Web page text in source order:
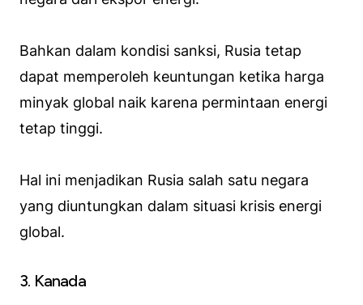
Bahkan dalam kondisi sanksi, Rusia tetap
dapat memperoleh keuntungan ketika harga
minyak global naik karena permintaan energi
tetap tinggi.
Hal ini menjadikan Rusia salah satu negara
yang diuntungkan dalam situasi krisis energi
global.
3. Kanada